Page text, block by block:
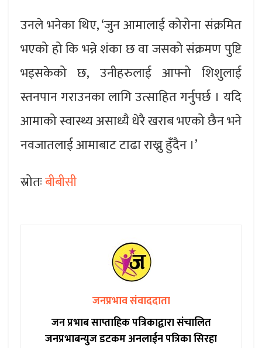
उनले भनेका थिए, ‘जुन आमालाई कोरोना संक्रमित
भएको हो कि भन्ने शंका छ वा जसको संक्रमण पुष्टि
भइसकेको छ, उनीहरुलाई आफ्नो शिशुलाई
स्तनपान गराउनका लागि उत्साहित गर्नुपर्छ । यदि
आमाको स्वास्थ्य असाध्यै धेरै खराब भएको छैन भने
नवजातलाई आमाबाट टाढा राख्नु हुँदैन ।’
स्रोतःबीबीसी
जनप्रभाव संवाददाता
जन प्रभाब साप्ताहिक पत्रिकाद्वारा संचालित
जनप्रभाबन्युज डटकम अनलाईन पत्रिका सिरहा